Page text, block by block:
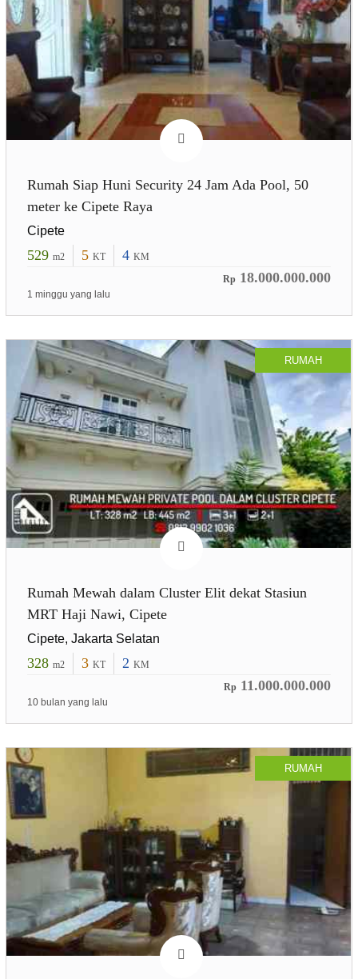
Rumah Siap Huni Security 24 Jam Ada Pool, 50
meter ke Cipete Raya
Cipete
529 m2 5 KT 4 KM
Rp 18.000.000.000
1 minggu yang lalu
RUMAH
Rumah Mewah dalam Cluster Elit dekat Stasiun
MRT Haji Nawi, Cipete
Cipete, Jakarta Selatan
328 m2 3 KT 2 KM
Rp 11.000.000.000
10 bulan yang lalu
RUMAH